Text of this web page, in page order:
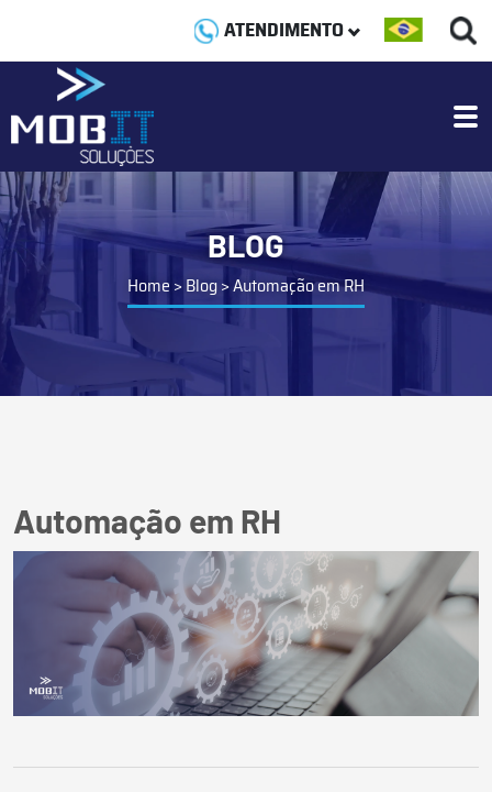
ATENDIMENTO
BLOG
Home >Blog>Automação em RH
Automação em RH